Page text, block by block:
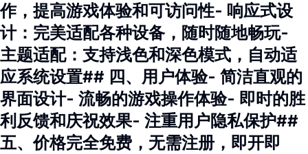
作，提高游戏体验和可访问性- 响应式设
计：完美适配各种设备，随时随地畅玩-
主题适配：支持浅色和深色模式，自动适
应系统设置## 四、用户体验- 简洁直观的
界面设计- 流畅的游戏操作体验- 即时的胜
利反馈和庆祝效果- 注重用户隐私保护##
五、价格完全免费，无需注册，即开即